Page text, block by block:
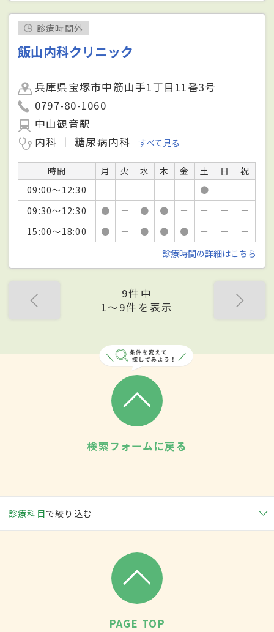
診療時間外
飯山内科クリニック
兵庫県宝塚市中筋山手1丁目11番3号
0797-80-1060
中山観音駅
内科
糖尿病内科 すべて見る
時間 月 火 水 木 金 土 日
祝
09:00～12:30
－ － － － － ● －
－
09:30～12:30
● － ● ● － － －
－
15:00～18:00
● － ● ● ● － －
－
診療時間の詳細はこちら
9件中
1〜9件を表示
検索フォームに戻る
診療科目で絞り込む
PAGE TOP